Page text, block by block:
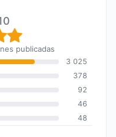
global: 9,5
publicadas
3 025
378
92
46
48